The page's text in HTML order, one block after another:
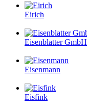
Eirich
Eisenblatter GmbH
Eisenmann
Eisfink